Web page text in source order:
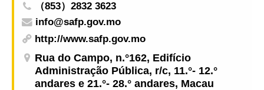
（853）2832 3623
info@safp.gov.mo
http://www.safp.gov.mo
Rua do Campo, n.°162, Edifício
Administração Pública, r/c, 11.°- 12.°
andares e 21.°- 28.° andares, Macau